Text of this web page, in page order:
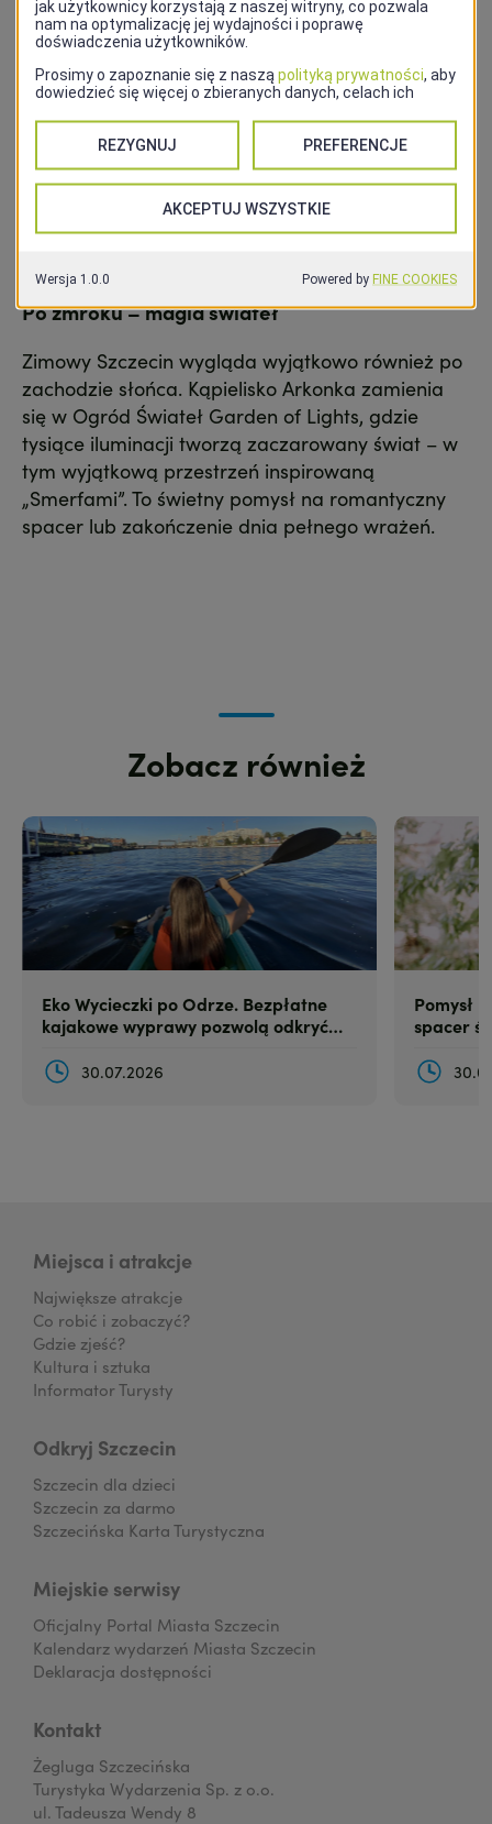
Jeśli ferie traktujesz jako czas na połączenie
edukacji z relaksem, odwiedź kompleks Fabryka
Wody. To nie tylko aquapark z basenami i
saunami, ale także centrum edukacyjne, ścianka
wspinaczkowa, kręgielnia oraz dodatkowe
lodowisko. Dla ciekawych świata mórz i oceanów
idealnym miejscem jest Morskie Centrum Nauki
na Łasztowni – nowoczesne planetarium i
interaktywne wystawy zapewnią rozrywkę na
Po zmroku – magia świateł
Zimowy Szczecin wygląda wyjątkowo również po
zachodzie słońca. Kąpielisko Arkonka zamienia
się w Ogród Świateł Garden of Lights, gdzie
tysiące iluminacji tworzą zaczarowany świat – w
tym wyjątkową przestrzeń inspirowaną
„Smerfami”. To świetny pomysł na romantyczny
spacer lub zakończenie dnia pełnego wrażeń.
Zobacz również
Zdjęcie
Eko Wycieczki po Odrze. Bezpłatne
kajakowe wyprawy pozwolą odkryć
30.07.2026
Zdjęcie
Pomysł
spacer
Miejsca i atrakcje
Największe atrakcje
Co robić i zobaczyć?
Gdzie zjeść?
Kultura i sztuka
Informator Turysty
Odkryj Szczecin
Szczecin dla dzieci
Szczecin za darmo
Szczecińska Karta Turystyczna
Miejskie serwisy
Oficjalny Portal Miasta Szczecin
Kalendarz wydarzeń Miasta Szczecin
Deklaracja dostępności
Kontakt
Żegluga Szczecińska
Turystyka Wydarzenia Sp. z o.o.
ul. Tadeusza Wendy 8